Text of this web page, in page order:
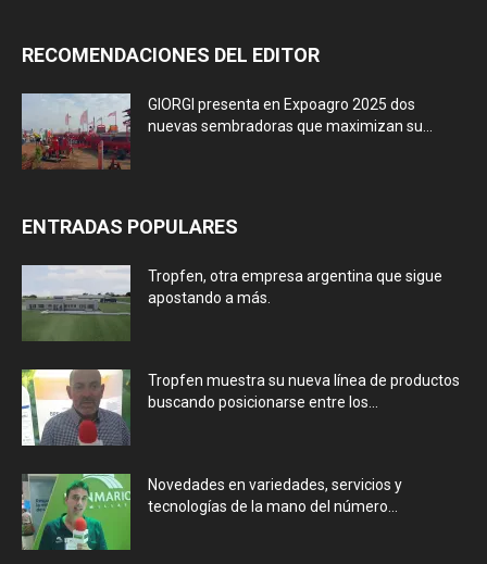
RECOMENDACIONES DEL EDITOR
GIORGI presenta en Expoagro 2025 dos
nuevas sembradoras que maximizan su...
ENTRADAS POPULARES
Tropfen, otra empresa argentina que sigue
apostando a más.
Tropfen muestra su nueva línea de productos
buscando posicionarse entre los...
Novedades en variedades, servicios y
tecnologías de la mano del número...